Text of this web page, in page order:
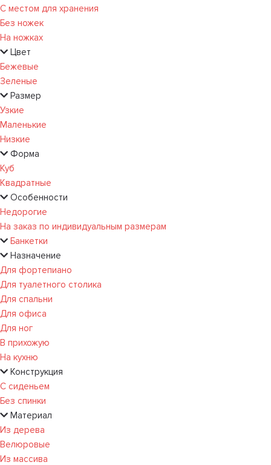
С местом для хранения
Без ножек
На ножках
Цвет
Бежевые
Зеленые
Размер
Узкие
Маленькие
Низкие
Форма
Куб
Квадратные
Особенности
Недорогие
На заказ по индивидуальным размерам
Банкетки
Назначение
Для фортепиано
Для туалетного столика
Для спальни
Для офиса
Для ног
В прихожую
На кухню
Конструкция
С сиденьем
Без спинки
Материал
Из дерева
Велюровые
Из массива